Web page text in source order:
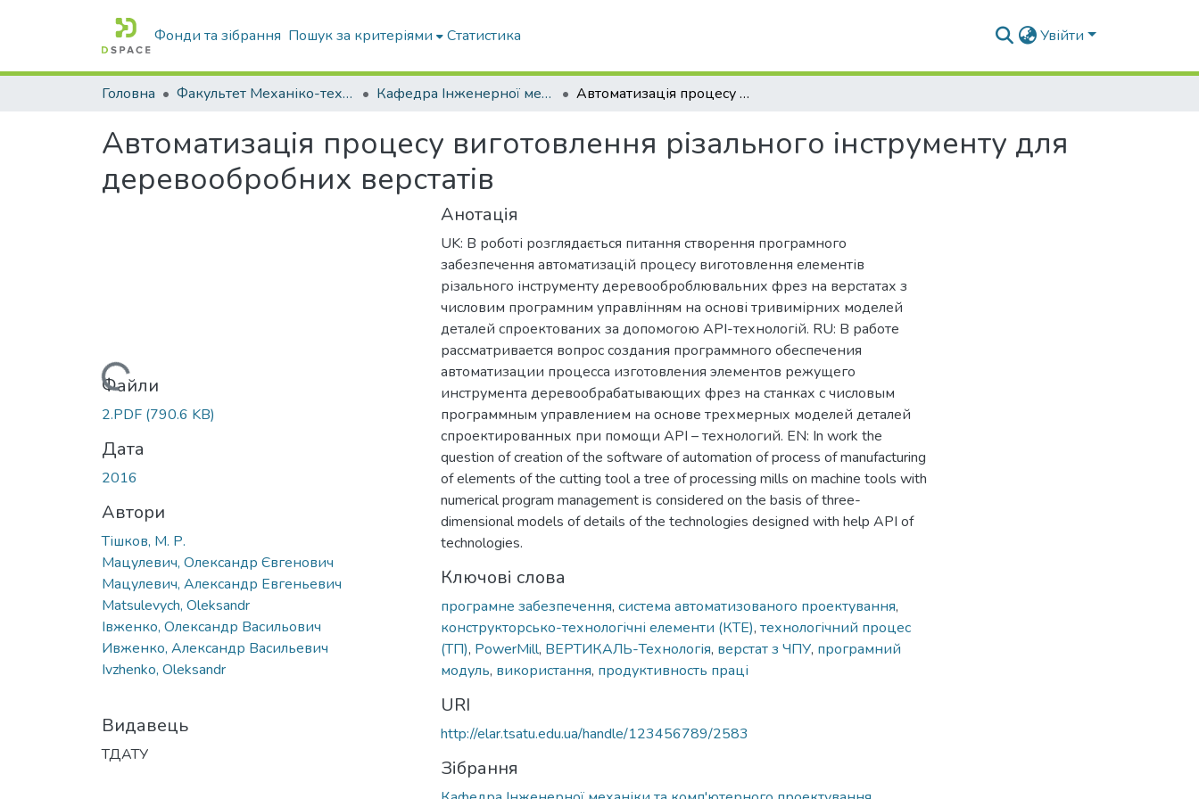
Фонди та зібрання Пошук за критеріями Статистика Увійти
Головна Факультет Механіко-технологічний Кафедра Інженерної механіки та комп'ютерного проектування Автоматизація процесу виготовлення різального інструменту для деревообробних верстатів
Автоматизація процесу виготовлення різального інструменту для
деревообробних верстатів
Вантажиться...
Файли
2.PDF (790.6 KB)
Дата
2016
Автори
Тішков, М. Р.
Мацулевич, Олександр Євгенович
Мацулевич, Александр Евгеньевич
Matsulevych, Oleksandr
Івженко, Олександр Васильович
Ивженко, Александр Васильевич
Ivzhenko, Oleksandr
Видавець
ТДАТУ
Анотація
UK: В роботі розглядається питання створення програмного
забезпечення автоматизацій процесу виготовлення елементів
різального інструменту деревооброблювальних фрез на верстатах з
числовим програмним управлінням на основі тривимірних моделей
деталей спроектованих за допомогою АРІ-технологій. RU: В работе
рассматривается вопрос создания программного обеспечения
автоматизации процесса изготовления элементов режущего
инструмента деревообрабатывающих фрез на станках с числовым
программным управлением на основе трехмерных моделей деталей
спроектированных при помощи АРІ – технологий. EN: In work the
question of creation of the software of automation of process of manufacturing
of elements of the cutting tool a tree of processing mills on machine tools with
numerical program management is considered on the basis of three-
dimensional models of details of the technologies designed with help АРІ of
technologies.
Ключові слова
програмне забезпечення, система автоматизованого проектування,
конструкторсько-технологічні елементи (КТЕ), технологічний процес
(ТП), PowerMill, ВЕРТИКАЛЬ-Технологія, верстат з ЧПУ, програмний
модуль, використання, продуктивность праці
URI
http://elar.tsatu.edu.ua/handle/123456789/2583
Зібрання